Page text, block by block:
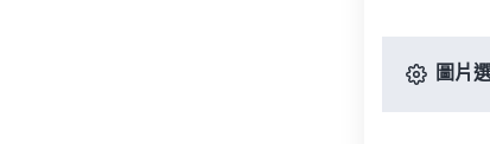
圖片